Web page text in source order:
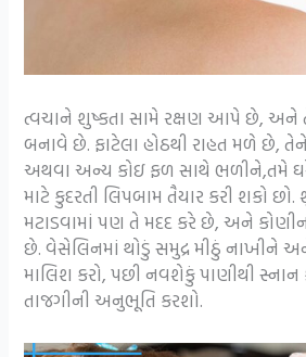
ત્વચાને શુષ્કતા સામે રક્ષણ આપે છે,
બનાવે છે. ફાટેલા હોઠથી રાહત મળે છે, તેને
અથવા અન્ય કોઇ ફળ સાથે ભળીને,તમે
માટે કુદરતી લિપબામ તૈયાર કરી શકો છો.
મટાડવામાં પણ તે મદદ કરે છે, અને
છે. વેસેલિનમાં થોડું સમુદ્ર મીઠું નાખીને
માલિશ કરો, પછી નવશેકું પાણીથી સ્નાન
તાજગીની અનુભૂતિ કરશો.